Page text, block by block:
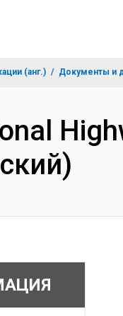
(анг.) Документы и